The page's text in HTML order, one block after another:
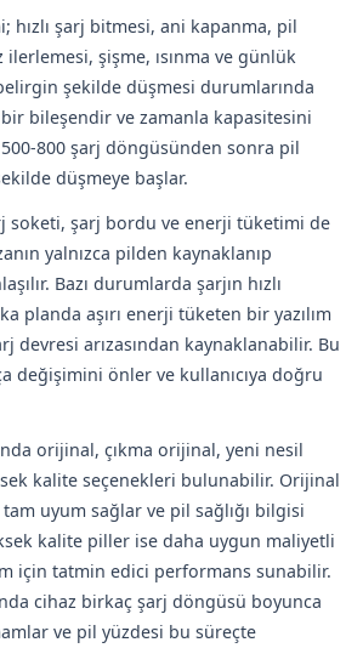
hızlı şarj bitmesi, ani kapanma, pil
şişme, ısınma ve günlük
şekilde düşmesi durumlarında
bir bileşendir ve zamanla kapasitesini
800 şarj döngüsünden sonra pil
düşmeye başlar.
soketi, şarj bordu ve enerji tüketimi de
yalnızca pilden kaynaklanıp
Bazı durumlarda şarjın hızlı
planda aşırı enerji tüketen bir yazılım
devresi arızasından kaynaklanabilir. Bu
değişimini önler ve kullanıcıya doğru
orijinal, çıkma orijinal, yeni nesil
kalite seçenekleri bulunabilir. Orijinal
tam uyum sağlar ve pil sağlığı bilgisi
kalite piller ise daha uygun maliyetli
için tatmin edici performans sunabilir.
cihaz birkaç şarj döngüsü boyunca
ve pil yüzdesi bu süreçte